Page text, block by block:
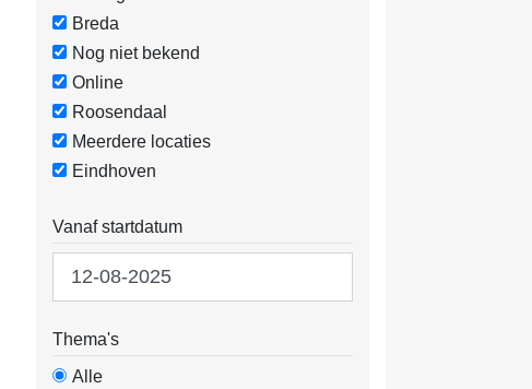
Breda
Nog niet bekend
Online
Roosendaal
Meerdere locaties
Eindhoven
Vanaf startdatum
Thema's
Alle